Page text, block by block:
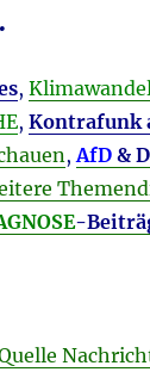
,
, Kontrafunk
, AfD &
-